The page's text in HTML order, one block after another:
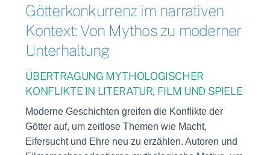
Götterkonkurrenz im narrativen
Kontext: Von Mythos zu moderner
Unterhaltung
ÜBERTRAGUNG MYTHOLOGISCHER
KONFLIKTE IN LITERATUR, FILM UND SPIELE
Moderne Geschichten greifen die Konflikte der
Götter auf, um zeitlose Themen wie Macht,
Eifersucht und Ehre neu zu erzählen. Autoren und